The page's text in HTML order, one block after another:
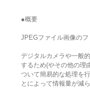
●概要
JPEGファイル画像のフ
デジタルカメラや一般
するため(やその他の理
ついて簡易的な処理を
とによって情報量が減